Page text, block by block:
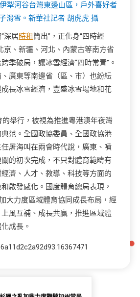
犁河谷台灣東邊山區，戶外喜好者
滑雪。新華社記者 胡虎虎 攝
深居時租簡出”，正化身“四時經
京、新疆、河北、內蒙古等南方省
季破局，讓冰雪經濟“四時常青”。
廣東等南邊省（區、市）也紛紜
長冰雪經濟，豐盛冰雪場地和花
的舉行，被視為推進粵港澳年夜灣
范。全國政協委員、全國政協港
屠海叫在兩會時代說，廣東、噴
的初次完成，不只對體育範疇有
濟、人才、教導、科技等方面的
啟發感化。國度體育總局表現，
大力度區域體育協同成長布局，經
風互補、成長共贏，推進區域體
成長。